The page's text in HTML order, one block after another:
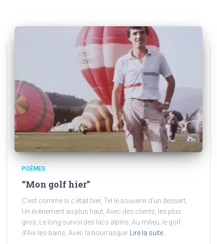
POÈMES
“Mon golf hier”
C’est comme si c’était hier, Tel le souvenir d’un dessert,
Un évènement au plus haut, Avec des clients, les plus
gros, Le long survol des lacs alpins, Au milieu, le golf
d’Aix-les-bains, Avec la bourrasque
Lire la suite…